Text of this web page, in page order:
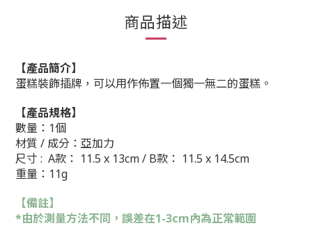
商品描述
【產品簡介】
蛋糕裝飾插牌，可以用作佈置一個獨一無二的蛋糕。
【產品規格】
數量：1個
材質 / 成分： 亞加力
尺寸 : A款 ： 11.5 x 13cm / B款 ： 11.5 x 14.5cm
重量：11g
【備註】
*由於測量方法不同，誤差在1-3cm內為正常範圍